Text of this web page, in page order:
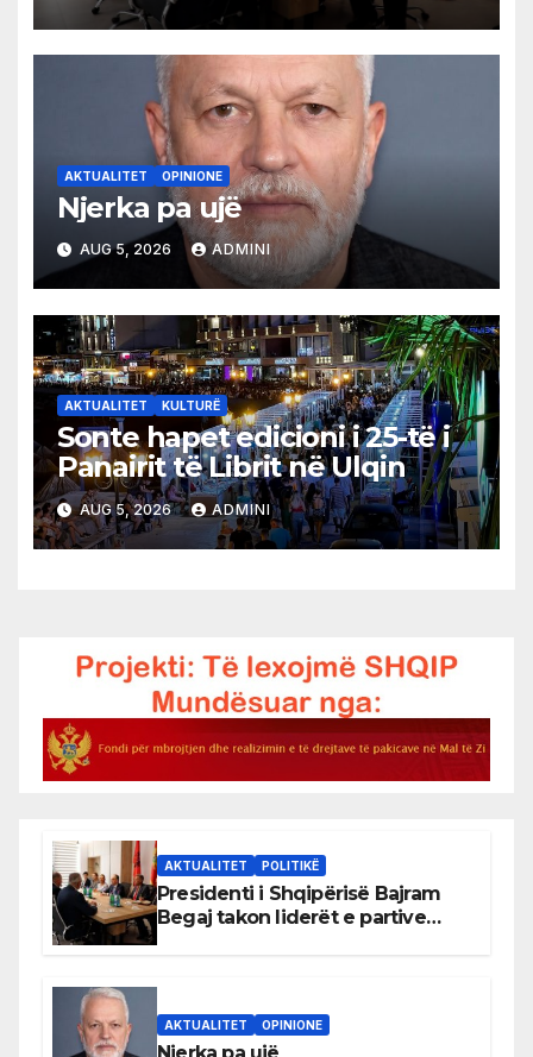
AKTUALITET OPINIONE
Njerka pa ujë
AUG 5, 2026 ADMINI
AKTUALITET KULTURË
Sonte hapet edicioni i 25-të i
Panairit të Librit në Ulqin
AUG 5, 2026 ADMINI
AKTUALITET POLITIKË
Presidenti i Shqipërisë Bajram
Begaj takon liderët e partive
AKTUALITET OPINIONE
Njerka pa ujë